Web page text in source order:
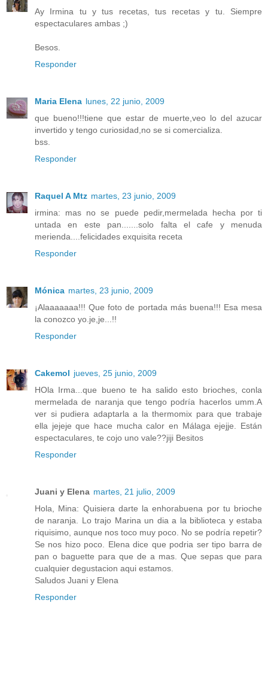
Ay Irmina tu y tus recetas, tus recetas y tu. Siempre
espectaculares ambas ;)
Besos.
Responder
Maria Elena lunes, 22 junio, 2009
que bueno!!!tiene que estar de muerte,veo lo del azucar
invertido y tengo curiosidad,no se si comercializa.
bss.
Responder
Raquel A Mtz martes, 23 junio, 2009
irmina: mas no se puede pedir,mermelada hecha por ti
untada en este pan.......solo falta el cafe y menuda
merienda....felicidades exquisita receta
Responder
Mónica martes, 23 junio, 2009
¡Alaaaaaaa!!! Que foto de portada más buena!!! Esa mesa
la conozco yo.je,je...!!
Responder
Cakemol jueves, 25 junio, 2009
HOla Irma...que bueno te ha salido esto brioches, conla
mermelada de naranja que tengo podría hacerlos umm.A
ver si pudiera adaptarla a la thermomix para que trabaje
ella jejeje que hace mucha calor en Málaga ejejje. Están
espectaculares, te cojo uno vale??jiji Besitos
Responder
Juani y Elena martes, 21 julio, 2009
Hola, Mina: Quisiera darte la enhorabuena por tu brioche
de naranja. Lo trajo Marina un dia a la biblioteca y estaba
riquisimo, aunque nos toco muy poco. No se podría repetir?
Se nos hizo poco. Elena dice que podria ser tipo barra de
pan o baguette para que de a mas. Que sepas que para
cualquier degustacion aqui estamos.
Saludos Juani y Elena
Responder